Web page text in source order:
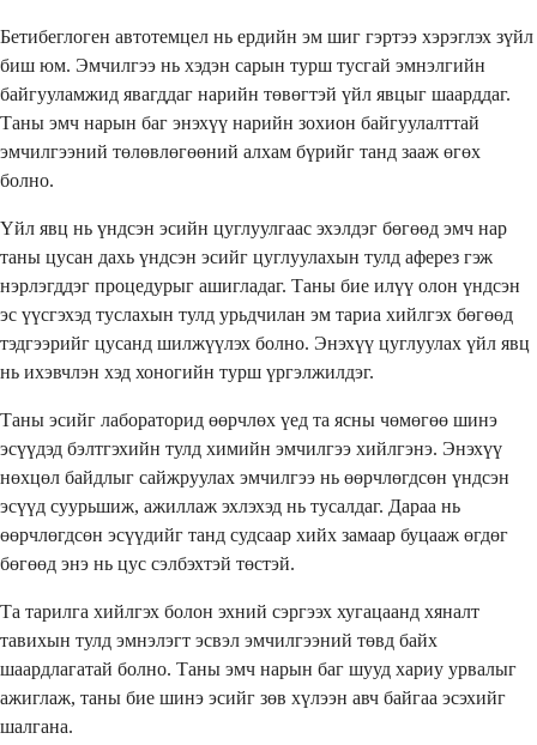
Бетибеглоген автотемцел нь ердийн эм шиг гэртээ хэрэглэх зүйл
биш юм. Эмчилгээ нь хэдэн сарын турш тусгай эмнэлгийн
байгууламжид явагддаг нарийн төвөгтэй үйл явцыг шаарддаг.
Таны эмч нарын баг энэхүү нарийн зохион байгуулалттай
эмчилгээний төлөвлөгөөний алхам бүрийг танд зааж өгөх
болно.
Үйл явц нь үндсэн эсийн цуглуулгаас эхэлдэг бөгөөд эмч нар
таны цусан дахь үндсэн эсийг цуглуулахын тулд аферез гэж
нэрлэгддэг процедурыг ашигладаг. Таны бие илүү олон үндсэн
эс үүсгэхэд туслахын тулд урьдчилан эм тариа хийлгэх бөгөөд
тэдгээрийг цусанд шилжүүлэх болно. Энэхүү цуглуулах үйл явц
нь ихэвчлэн хэд хоногийн турш үргэлжилдэг.
Таны эсийг лабораторид өөрчлөх үед та ясны чөмөгөө шинэ
эсүүдэд бэлтгэхийн тулд химийн эмчилгээ хийлгэнэ. Энэхүү
нөхцөл байдлыг сайжруулах эмчилгээ нь өөрчлөгдсөн үндсэн
эсүүд суурьшиж, ажиллаж эхлэхэд нь тусалдаг. Дараа нь
өөрчлөгдсөн эсүүдийг танд судсаар хийх замаар буцааж өгдөг
бөгөөд энэ нь цус сэлбэхтэй төстэй.
Та тарилга хийлгэх болон эхний сэргээх хугацаанд хяналт
тавихын тулд эмнэлэгт эсвэл эмчилгээний төвд байх
шаардлагатай болно. Таны эмч нарын баг шууд хариу урвалыг
ажиглаж, таны бие шинэ эсийг зөв хүлээн авч байгаа эсэхийг
шалгана.